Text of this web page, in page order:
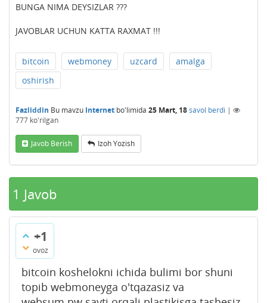
BUNGA NIMA DEYSIZLAR ???
JAVOBLAR UCHUN KATTA RAXMAT !!!
bitcoin webmoney uzcard
amalga
oshirish
Fazliddin Bu mavzu Internet bo'limida 25 Mart, 18savol berdi |
777 ko'rilgan
Javob Berish Izoh Yozish
1 Javob
+1
ovoz
bitcoin koshelokni ichida bulimi bor shuni
topib webmoneyga o'tqazasiz va